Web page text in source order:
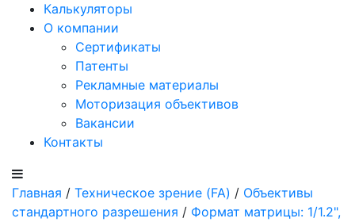
Калькуляторы
О компании
Сертификаты
Патенты
Рекламные материалы
Моторизация объективов
Вакансии
Контакты
Главная / Техническое зрение (FA) / Объективы
стандартного разрешения / Формат матрицы: 1/1.2",